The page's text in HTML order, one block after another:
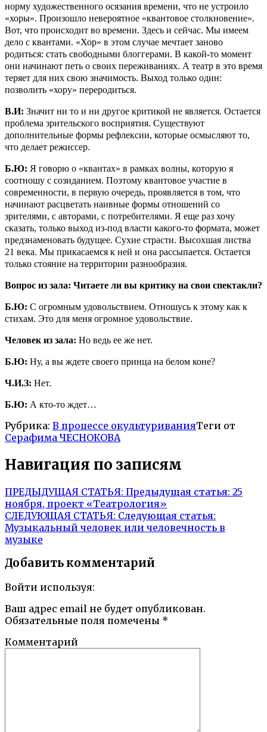
норму художественного осязания времени, что не устроило
«хоры». Произошло невероятное «квантовое столкновение».
Вот, что происходит во времени. Здесь и сейчас. Мы имеем
дело с квантами. «Хор» в этом случае мечтает заново
родиться: стать свободными блоггерами. В какой-то момент
они начинают петь о своих переживаниях. А театр в это время
теряет для них свою значимость. Выход только один:
позволить «хору» переродиться.
В.И: Значит ни то и ни другое критикой не является. Остается
проблема зрительского восприятия. Существуют
дополнительные формы рефлексии, которые осмысляют то,
что делает режиссер.
Б.Ю: Я говорю о «квантах» в рамках волны, которую я
соотношу с созиданием. Поэтому квантовое участие в
современности, в первую очередь, проявляется в том, что
начинают расцветать наивные формы отношений со
зрителями, с авторами, с потребителями. Я еще раз хочу
сказать, только выход из-под власти какого-то формата, может
предзнаменовать будущее. Сухие страсти. Высохшая листва
21 века. Мы прикасаемся к ней и она рассыпается. Остается
только стояние на территории разнообразия.
Вопрос из зала: Читаете ли вы критику на свои спектакли?
Б.Ю: С огромным удовольствием. Отношусь к этому как к
стихам. Это для меня огромное удовольствие.
Человек из зала: Но ведь ее же нет.
Б.Ю: Ну, а вы ждете своего принца на белом коне?
Ч.И.З: Нет.
Б.Ю: А кто-то ждет…
Рубрика: В процессе окультуриванияТеги от
Серафима ЧЕСНОКОВА
Навигация по записям
ПРЕДЫДУЩАЯ СТАТЬЯ: Предыдущая статья: 25
ноября, проект «Театрология»
СЛЕДУЮЩАЯ СТАТЬЯ: Следующая статья:
Музыкальный человек или человечность в
музыке
Добавить комментарий
Войти используя:
Ваш адрес email не будет опубликован.
Обязательные поля помечены *
Комментарий